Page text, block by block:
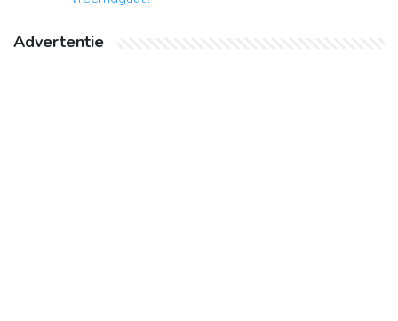
Advertentie